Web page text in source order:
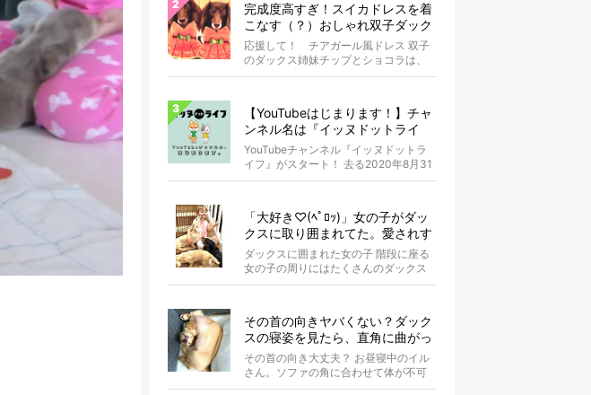
完成度高すぎ！スイカドレスを着
こなす（？）おしゃれ双子ダック
スがもはやアイドル
応援して！ チアガール風ドレス 双子
のダックス姉妹チップとショコラは、
お揃いのスイカドレスを身にまとって
【YouTubeはじまります！】チャ
ンネル名は『イッヌドットライ
フ』〜愛犬の動画も大募集！〜
YouTubeチャンネル『イッヌドットラ
イフ』がスタート！ 去る2020年8月31
日（月）。 私...
「大好き♡(ﾍﾟﾛｯ)」女の子がダッ
クスに取り囲まれてた。愛されす
ぎな光景が超絶羨ましい！【動
画】
ダックスに囲まれた女の子 階段に座る
女の子の周りにはたくさんのダックス
たちがいます。 女の子はダ...
その首の向きヤバくない？ダック
スの寝姿を見たら、直角に曲がっ
てて二度見した【写真4選】
その首の向き大丈夫？ お昼寝中のイル
さん。ソファの角に合わせて体が不可
解な状態にぐにゃりと曲がっていま